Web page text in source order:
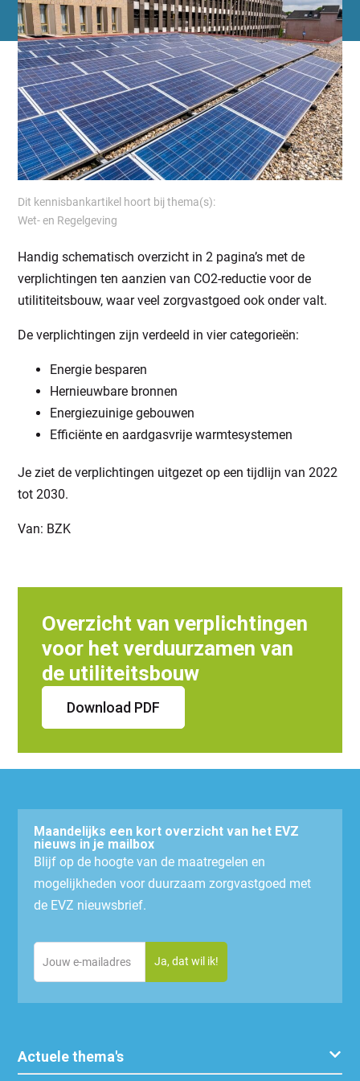
Dit kennisbankartikel hoort bij thema(s):
Wet- en Regelgeving
Handig schematisch overzicht in 2 pagina’s met de
verplichtingen ten aanzien van CO2-reductie voor de
utilititeitsbouw, waar veel zorgvastgoed ook onder valt.
De verplichtingen zijn verdeeld in vier categorieën:
Energie besparen
Hernieuwbare bronnen
Energiezuinige gebouwen
Efficiënte en aardgasvrije warmtesystemen
Je ziet de verplichtingen uitgezet op een tijdlijn van 2022
tot 2030.
Van: BZK
Overzicht van verplichtingen
voor het verduurzamen van
de utiliteitsbouw
Download PDF
Maandelijks een kort overzicht van het EVZ
nieuws in je mailbox
Blijf op de hoogte van de maatregelen en
mogelijkheden voor duurzaam zorgvastgoed met
de EVZ nieuwsbrief.
Actuele thema's